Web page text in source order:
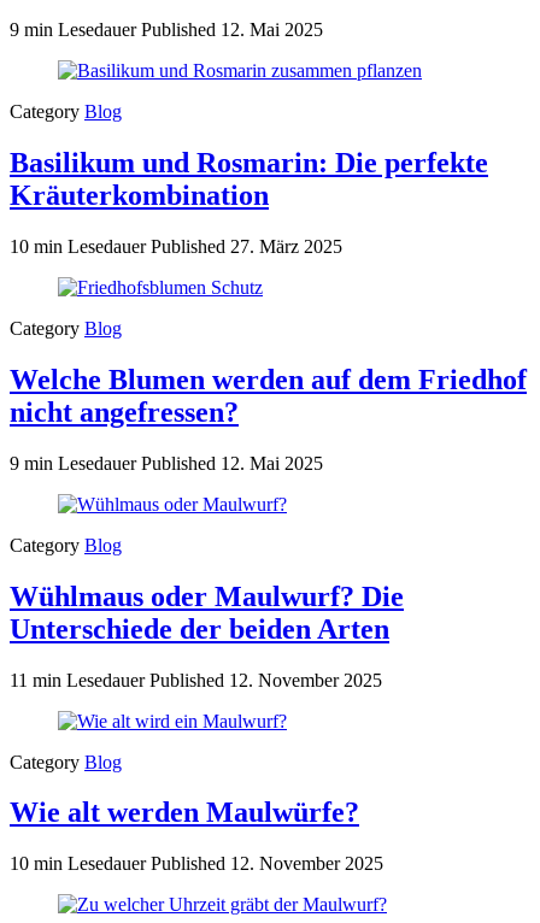
9 min LesedauerPublished 12. Mai 2025
Category Blog
Basilikum und Rosmarin: Die perfekte
Kräuterkombination
10 min LesedauerPublished 27. März 2025
Category Blog
Welche Blumen werden auf dem Friedhof
nicht angefressen?
9 min LesedauerPublished 12. Mai 2025
Category Blog
Wühlmaus oder Maulwurf? Die
Unterschiede der beiden Arten
11 min LesedauerPublished 12. November 2025
Category Blog
Wie alt werden Maulwürfe?
10 min LesedauerPublished 12. November 2025